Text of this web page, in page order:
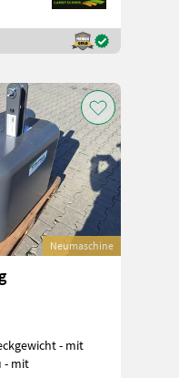
Neumaschine
- mit